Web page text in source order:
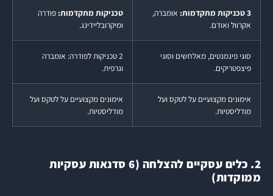
3 טכניקות מתקדמות:
אומברה,
אקרוול ואודם.
טכניקות מתקדמות: פודרה
ומיקרובליידינג.
סוגי פיגמנטים, מאלחשים וסוגי
פיצפטריקים.
2 טכניקות לפודרה: אומברה
וגרפית.
אימונים מקצועיים על לטקס ועל
מודליסטיות.
אימונים מקצועיים על לטקס ועל
מודליסטיות.
2. כלים עסקיים להצלחה (6 סדנאות עסקיות
ממוקדות)